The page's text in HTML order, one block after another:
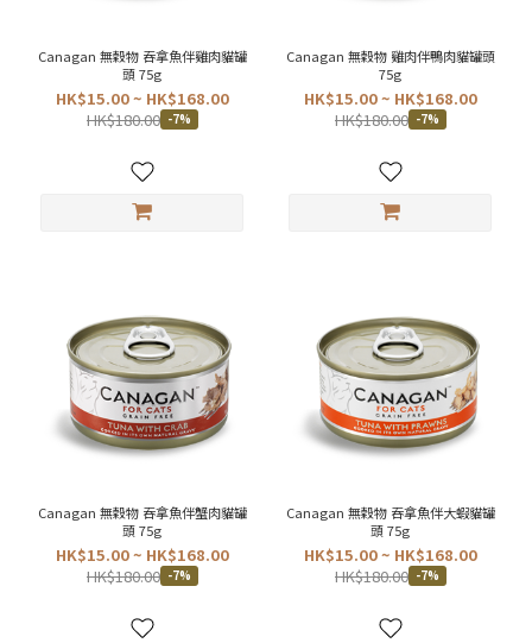
Canagan 無穀物 吞拿魚伴雞肉貓罐
頭 75g
HK$15.00 ~ HK$168.00
HK$180.00 -7%
Canagan 無穀物 雞肉伴鴨肉貓罐頭
75g
HK$15.00 ~ HK$168.00
HK$180.00 -7%
Canagan 無穀物 吞拿魚伴蟹肉貓罐
頭 75g
HK$15.00 ~ HK$168.00
HK$180.00 -7%
Canagan 無穀物 吞拿魚伴大蝦貓罐
頭 75g
HK$15.00 ~ HK$168.00
HK$180.00 -7%